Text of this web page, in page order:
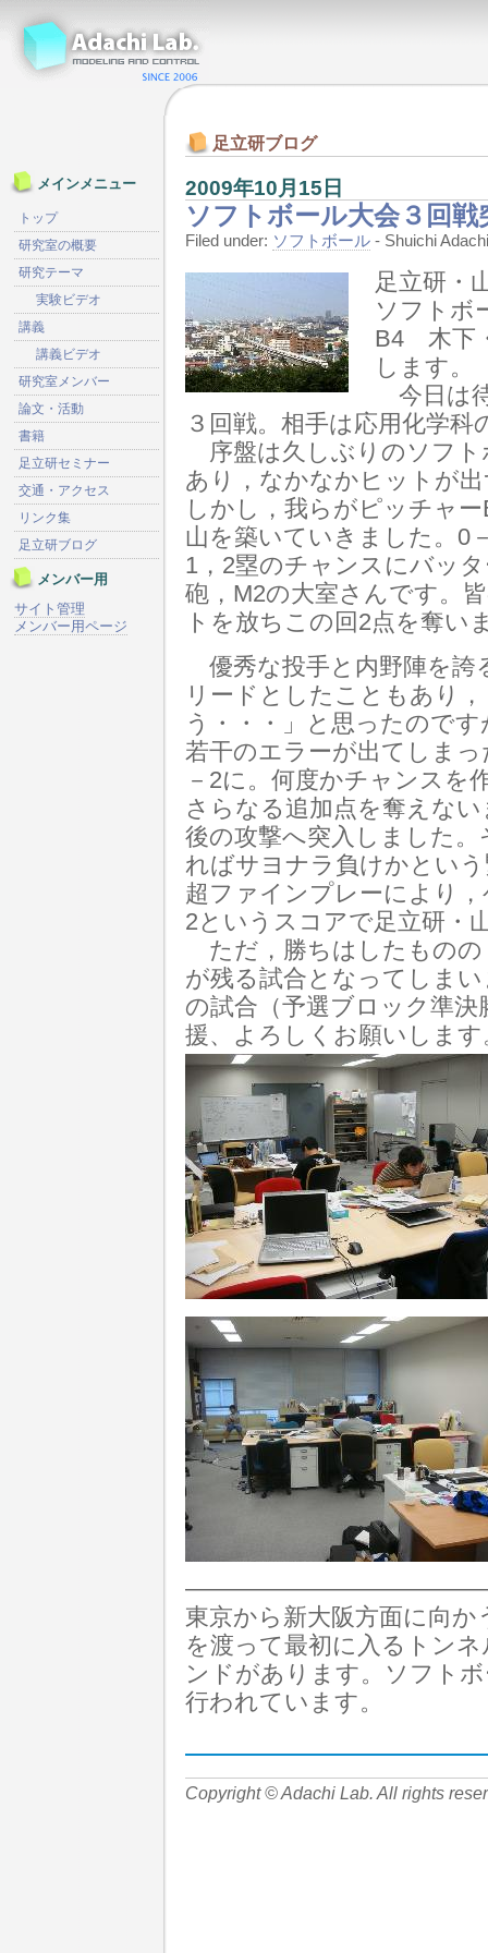
足立研ブログ
2009年10月15日
ソフトボール大会３回戦
Filed under: ソフトボール - Shuichi
足立研・
ソフトボ
B4 木下
します。
今日は
３回戦。相手は応用化学
序盤は久しぶりのソフト
あり，なかなかヒットが
しかし，我らがピッチャ
山を築いていきました。0
1，2塁のチャンスにバッ
砲，M2の大室さんです。
トを放ちこの回2点を奪い
優秀な投手と内野陣を誇
リードとしたこともあり
う・・・」と思ったので
若干のエラーが出てしま
－2に。何度かチャンスを
さらなる追加点を奪えな
後の攻撃へ突入しました
ればサヨナラ負けかとい
超ファインプレーにより
2というスコアで足立研・
ただ，勝ちはしたものの
が残る試合となってしま
の試合（予選ブロック準
援、よろしくお願いしま
東京から新大阪方面に向
を渡って最初に入るトン
ンドがあります。ソフト
行われています。
Copyright © Adachi Lab. All rights
メインメニュー
トップ
研究室の概要
研究テーマ
実験ビデオ
講義
講義ビデオ
研究室メンバー
論文・活動
書籍
足立研セミナー
交通・アクセス
リンク集
足立研ブログ
メンバー用
サイト管理
メンバー用ページ